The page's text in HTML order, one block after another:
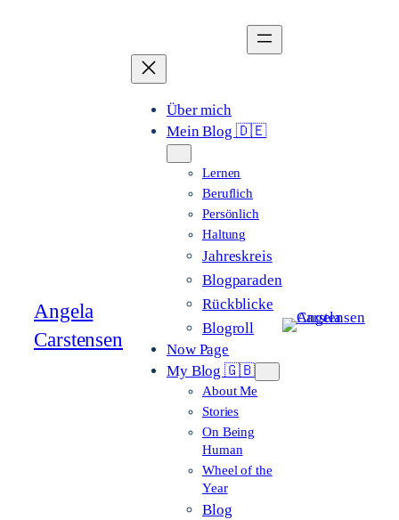
Angela
Carstensen
Über mich
Mein Blog 🇩🇪
Lernen
Beruflich
Persönlich
Haltung
Jahreskreis
Blogparaden
Rückblicke
Blogroll
Now Page
My Blog 🇬🇧
About Me
Stories
On Being
Human
Wheel of the
Year
Blog